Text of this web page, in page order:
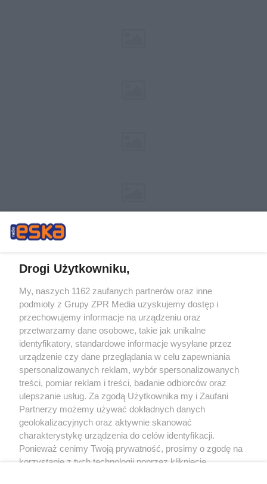
Żaden utwór zamieszczony w serwisie nie może być powielany i
rozpowszechniany lub dalej rozpowszechniany w jakikolwiek sposób (w
tym także elektroniczny lub mechaniczny) na jakimkolwiek polu
eksploatacji w jakiejkolwiek formie, włącznie z umieszczaniem w Internecie
bez pisemnej zgody właściciela praw. Jakiekolwiek użycie lub
wykorzystanie utworów w całości lub w części z naruszeniem prawa, tzn.
bez właściwej zgody, jest zabronione pod groźbą kary i może być ścigane
prawnie.
O nas
Drogi Użytkowniku,
My, naszych 1162 zaufanych partnerów oraz inne
podmioty z Grupy ZPR Media uzyskujemy dostęp i
przechowujemy informacje na urządzeniu oraz
przetwarzamy dane osobowe, takie jak unikalne
identyfikatory, standardowe informacje wysyłane przez
urządzenie czy dane przeglądania w celu zapewniania
spersonalizowanych reklam, wybór spersonalizowanych
treści, pomiar reklam i treści, badanie odbiorców oraz
ulepszanie usług. Za zgodą Użytkownika my i Zaufani
Partnerzy możemy używać dokładnych danych
geolokalizacyjnych oraz aktywnie skanować
charakterystykę urządzenia do celów identyfikacji.
Ponieważ cenimy Twoją prywatność, prosimy o zgodę na
korzystanie z tych technologii poprzez kliknięcie